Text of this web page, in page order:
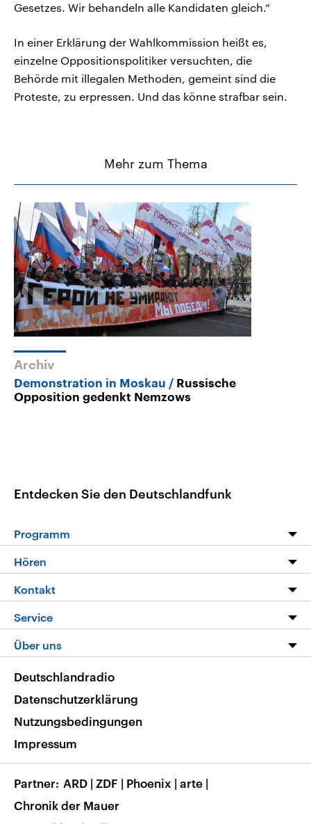
Gesetzes. Wir behandeln alle Kandidaten gleich.“
In einer Erklärung der Wahlkommission heißt es,
einzelne Oppositionspolitiker versuchten, die
Behörde mit illegalen Methoden, gemeint sind die
Proteste, zu erpressen. Und das könne strafbar sein.
Mehr zum Thema
Archiv
Demonstration in Moskau
Russische
Opposition gedenkt Nemzows
Entdecken Sie den Deutschlandfunk
Programm
Programm
Die Nachrichten
Nachrichtenleicht
Neue Beiträge auf dlf.de
Hören
Livestream
Podcasts
Deutschlandfunk App
Nachrichten App
Frequenzen
Kontakt
Hörerservice
Service
FAQ
Veranstaltungen
Musikliste
RSS
Über uns
Barrierefreiheit
Deutschlandradio
Datenschutzerklärung
Nutzungsbedingungen
Impressum
Partner ARD | ZDF | Phoenix | arte |
Chronik der Mauer